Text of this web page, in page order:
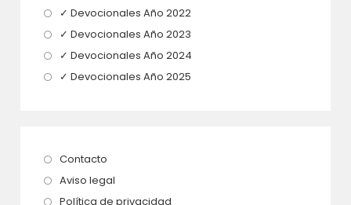
✓ Devocionales Año 2022Se
✓ Devocionales Año 2023
abre
✓ Devocionales Año 2024
✓ Devocionales Año 2025
Contacto
abre
en
Aviso legal
abre
Política de privacidad